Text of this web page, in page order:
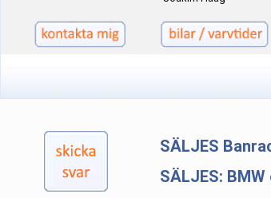
SÄLJES
SÄLJES: